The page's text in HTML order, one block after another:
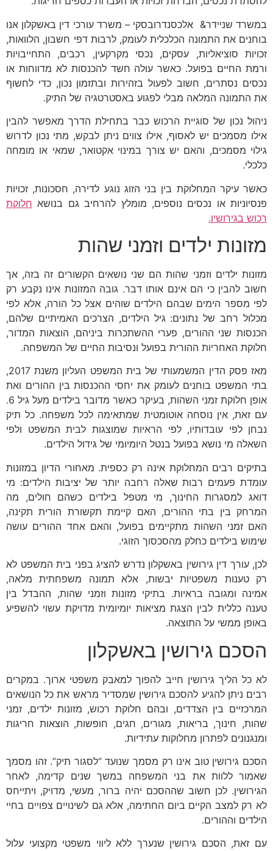
במשרד שניידר& אלכסנדרובסקי – משרד עורכי דין באשקלון אנו
בוחנים את התמונה הכלכלית לעומק, לרבות דפי חשבון, הלוואות,
זכויות סוציאליות, עסקים, נכסי מקרקעין, רכבים, התחייבויות
ורמת החיים בפועל. כאשר עולה חשד להכנסות לא מדווחות או
נכסים נסתרים, חשוב לפעול בזהירות ובתזמון נכון, כדי לחשוף
את התמונה המלאה מבלי לפגוע באסטרטגיה של התיק.
ניהול נכון של סוגיית הרכוש כבר בתחילת הדרך מאפשר להבין
אילו מסמכים יש לאסוף, אילו צווים ניתן לבקש, מתי נכון לדרוש
גילוי מסמכים, והאם יש צורך במינוי אקטואר, שמאי או מומחה
כלכלי.
כאשר עיקר המחלוקת בין בני הזוג נוגע לדירה, חסכונות, זכויות
פנסיוניות או נכסים נוספים, מומלץ להרחיב גם בנושא חלוקת
רכוש בגירושין.
מזונות ילדים וזמני שהות
מזונות ילדים וזמני שהות הם שני נושאים הקשורים זה בזה, אך
חשוב להבין כי הם אינם אותו דבר. גובה המזונות אינו נקבע רק
לפי מספר הימים שבהם הילדים שוהים אצל כל הורה, אלא לפי
מכלול רחב של נתונים: גיל הילדים, הצרכים האמיתיים שלהם,
הכנסות שני ההורים, פערי ההשתכרות ביניהם, הוצאות המדור,
חלוקת האחריות ההורית בפועל ונסיבות החיים של המשפחה.
מאז פסק הדין המשמעותי של בית המשפט העליון משנת 2017,
בתי המשפט בוחנים לעומק את יחסי ההכנסות בין ההורים ואת
אופן חלוקת זמני השהות, בעיקר כאשר מדובר בילדים מעל גיל 6.
עם זאת, אין נוסחה אוטומטית שמתאימה לכל משפחה. כל תיק
נבחן לפי עובדותיו, לפי הראיות שמוצגות לבית המשפט ולפי
השאלה מי נושא בפועל בנטל היומיומי של גידול הילדים.
בתיקים רבים המחלוקת אינה רק כספית. מאחורי הדיון במזונות
עומדת פעמים רבות שאלה רחבה יותר של יציבות הילדים: מי
דואג למסגרות החינוך, מי מטפל בילדים כשהם חולים, מה
המרחק בין בתי ההורים, האם קיימת תקשורת הורית תקינה,
האם זמני השהות מתקיימים בפועל, והאם אחד ההורים עושה
שימוש בילדים כחלק מהסכסוך הזוגי.
לכן, עורך דין גירושין באשקלון נדרש להציג בפני בית המשפט לא
רק טענות משפטיות יבשות, אלא תמונה משפחתית מלאה,
אמינה ומגובה בראיות. בתיקי מזונות וזמני שהות, ההבדל בין
טענה כללית לבין הצגת מציאות יומיומית מדויקת עשוי להשפיע
באופן ממשי על התוצאה.
הסכם גירושין באשקלון
לא כל הליך גירושין חייב להפוך למאבק משפטי ארוך. במקרים
רבים ניתן להגיע להסכם גירושין שמסדיר מראש את כל הנושאים
המרכזיים בין הצדדים, ובהם חלוקת רכוש, מזונות ילדים, זמני
שהות, חינוך, בריאות, מגורים, חגים, חופשות, הוצאות חריגות
ומנגנונים לפתרון מחלוקות עתידיות.
הסכם גירושין טוב אינו רק מסמך שנועד “לסגור תיק”. זהו מסמך
שאמור ללוות את בני המשפחה במשך שנים קדימה, לאחר
הגירושין. לכן חשוב שההסכם יהיה ברור, מעשי, מדויק, ויתייחס
לא רק למצב הקיים ביום החתימה, אלא גם לשינויים צפויים בחיי
הילדים וההורים.
עם זאת, הסכם גירושין שנערך ללא ליווי משפטי מקצועי עלול